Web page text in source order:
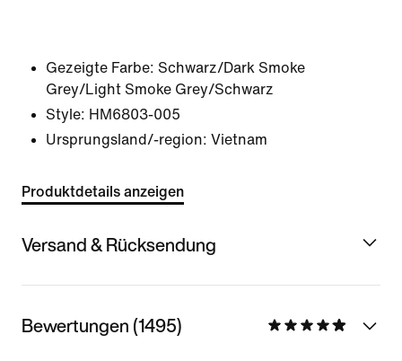
Gezeigte Farbe: Schwarz/Dark Smoke
Grey/Light Smoke Grey/Schwarz
Style: HM6803-005
Ursprungsland/-region: Vietnam
Produktdetails anzeigen
Versand & Rücksendung
Bewertungen (1495)